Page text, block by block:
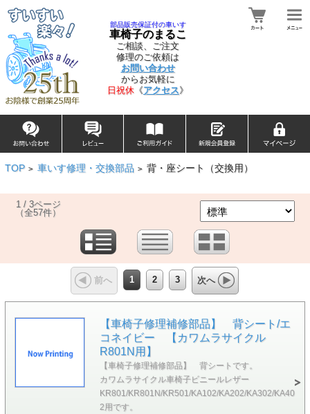
部品販売保証付の車いす
車椅子のまるこ
ご相談、ご注文
修理のご依頼は
お問い合わせ
からお気軽に
日祝休 《アクセス》
TOP > 車いす修理・交換部品 > 背・座シート（交換用）
1 / 3ページ
（全57件）
前へ 1 2 3 次へ
【車椅子修理補修部品】 背シート/エ
コネイビー 【カワムラサイクル
R801N用】
【車椅子修理補修部品】 背シートです。
カワムラサイクル車椅子ビニールレザー
KR801/KR801N/KR501/KA102/KA202/KA302/KA40
2用です。